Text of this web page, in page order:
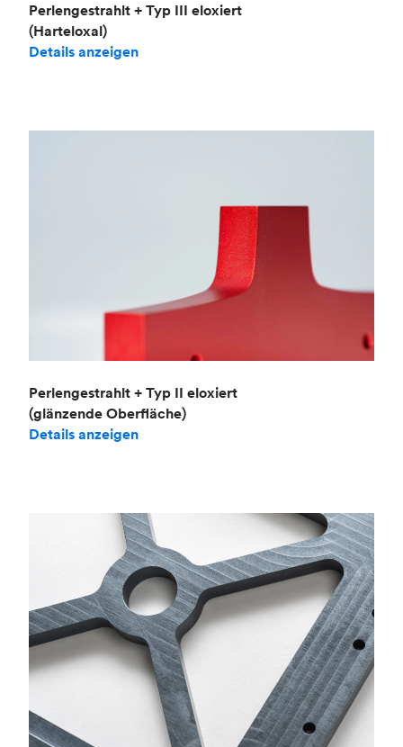
Perlengestrahlt + Typ III eloxiert
(Harteloxal)
Details anzeigen
Perlengestrahlt + Typ II eloxiert
(glänzende Oberfläche)
Details anzeigen